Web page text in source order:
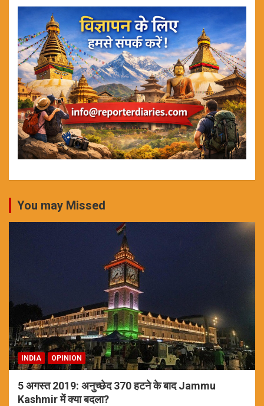
You may Missed
INDIA OPINION
5 अगस्त 2019: अनुच्छेद 370 हटने के बाद Jammu
Kashmir में क्या बदला?